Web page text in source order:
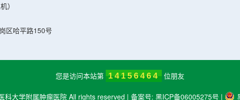
）
区哈平路150号
您是访问本站第 14156464 位朋友
大学附属肿瘤医院 All rights reserved | 备案号: 黑ICP备06005275号 |